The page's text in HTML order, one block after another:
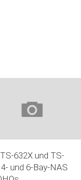
632X und TS-
und 6-Bay-NAS